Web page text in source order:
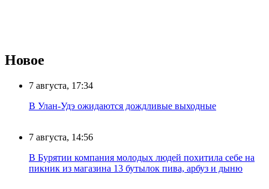
Новое
7 августа, 17:34
В Улан-Удэ ожидаются дождливые выходные
7 августа, 14:56
В Бурятии компания молодых людей похитила себе на
пикник из магазина 13 бутылок пива, арбуз и дыню